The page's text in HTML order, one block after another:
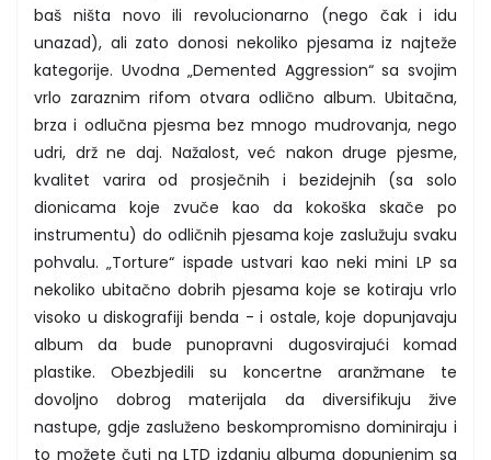
baš ništa novo ili revolucionarno (nego čak i idu
unazad), ali zato donosi nekoliko pjesama iz najteže
kategorije. Uvodna „Demented Aggression“ sa svojim
vrlo zaraznim rifom otvara odlično album. Ubitačna,
brza i odlučna pjesma bez mnogo mudrovanja, nego
udri, drž ne daj. Nažalost, već nakon druge pjesme,
kvalitet varira od prosječnih i bezidejnih (sa solo
dionicama koje zvuče kao da kokoška skače po
instrumentu) do odličnih pjesama koje zaslužuju svaku
pohvalu. „Torture“ ispade ustvari kao neki mini LP sa
nekoliko ubitačno dobrih pjesama koje se kotiraju vrlo
visoko u diskografiji benda - i ostale, koje dopunjavaju
album da bude punopravni dugosvirajući komad
plastike. Obezbjedili su koncertne aranžmane te
dovoljno dobrog materijala da diversifikuju žive
nastupe, gdje zasluženo beskompromisno dominiraju i
to možete čuti na LTD izdanju albuma dopunjenim sa